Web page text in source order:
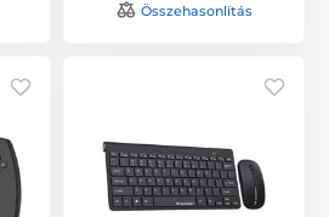
Összehasonlítás